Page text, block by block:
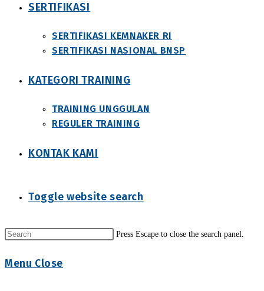
SERTIFIKASI
SERTIFIKASI KEMNAKER RI
SERTIFIKASI NASIONAL BNSP
KATEGORI TRAINING
TRAINING UNGGULAN
REGULER TRAINING
KONTAK KAMI
Toggle website search
Press Escape to close the search panel.
Menu Close